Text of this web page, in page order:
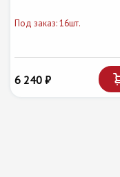
Под заказ: 16шт.
6 240 ₽